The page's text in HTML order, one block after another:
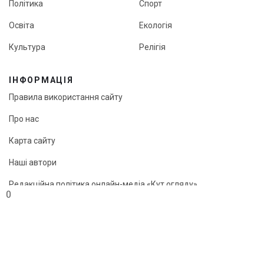
0
Політика
Освіта
Культура
Спорт
Екологія
Релігія
ІНФОРМАЦІЯ
Правила використання сайту
Про нас
Карта сайту
Наші автори
Редакційна політика онлайн-медіа «Кут огляду»